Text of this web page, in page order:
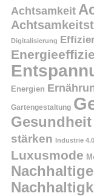
Achtsamkeit
Digitalisierung
Energien
Gartengestaltung
Gesundheit
stärken Industrie 4.0
Luxusmode